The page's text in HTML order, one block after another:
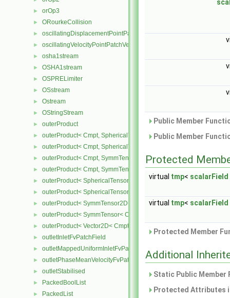
► orOp3
► ORourkeCollision
► oscillatingDisplacementPointPatchVectorField
► oscillatingVelocityPointPatchVectorField
► osha1stream
► OSHA1stream
► OSPRELimiter
► OSstream
► Ostream
► OStringStream
► outerProduct
► outerProduct< Cmpt, SphericalTensor2D< Cmpt > >
► outerProduct< Cmpt, SphericalTensor< Cmpt > >
► outerProduct< Cmpt, SymmTensor2D< Cmpt > >
► outerProduct< Cmpt, SymmTensor< Cmpt > >
► outerProduct< SphericalTensor2D< Cmpt >, Cmpt >
► outerProduct< SphericalTensor< Cmpt >, Cmpt >
► outerProduct< SymmTensor2D< Cmpt >, Cmpt >
► outerProduct< SymmTensor< Cmpt >, Cmpt >
► outerProduct< Vector2D< Cmpt >, Vector2D< Cmpt > >
► outletInletFvPatchField
► outletMappedUniformInletFvPatchField
► outletPhaseMeanVelocityFvPatchVectorField
► outletStabilised
► PackedBoolList
► PackedList
Public Member
Public Member
Protected
virtual tmp< scalarField
virtual tmp< scalarField
Protected Member
Additional
Static Public
Protected Attributes